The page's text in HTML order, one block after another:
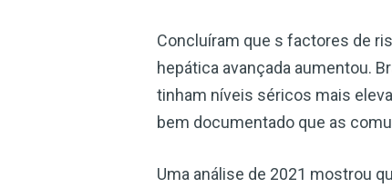
Concluíram que s factores de
hepática avançada aumentou.
tinham níveis séricos mais
bem documentado que as
Uma análise de 2021 mostrou